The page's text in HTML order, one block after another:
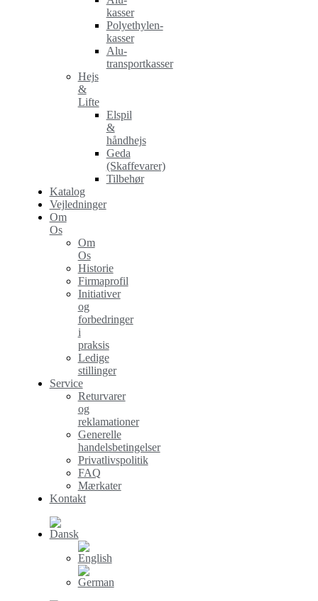
kasser
Polyethylen-
kasser
Alu-
transportkasser
Hejs
&
Lifte
Elspil
&
håndhejs
Geda
(Skaffevarer)
Tilbehør
Katalog
Vejledninger
Om
Os
Om
Os
Historie
Firmaprofil
Initiativer
og
forbedringer
i
praksis
Ledige
stillinger
Service
Returvarer
og
reklamationer
Generelle
handelsbetingelser
Privatlivspolitik
FAQ
Mærkater
Kontakt